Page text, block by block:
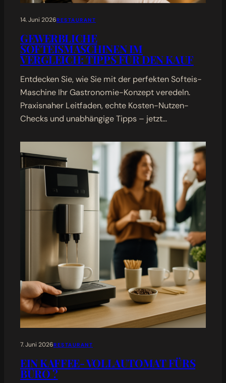
14. Juni 2026RESTAURANT
GEWERBLICHE
SOFTEISMASCHINEN IM
VERGLEICH: TIPPS FÜR DEN KAUF
Entdecken Sie, wie Sie mit der perfekten Softeis-
Maschine Ihr Gastronomie-Konzept veredeln.
Praxisnaher Leitfaden, echte Kosten-Nutzen-
Checks und unabhängige Tipps – jetzt…
7. Juni 2026RESTAURANT
EIN KAFFEE- VOLLAUTOMAT FÜRS
BÜRO ?